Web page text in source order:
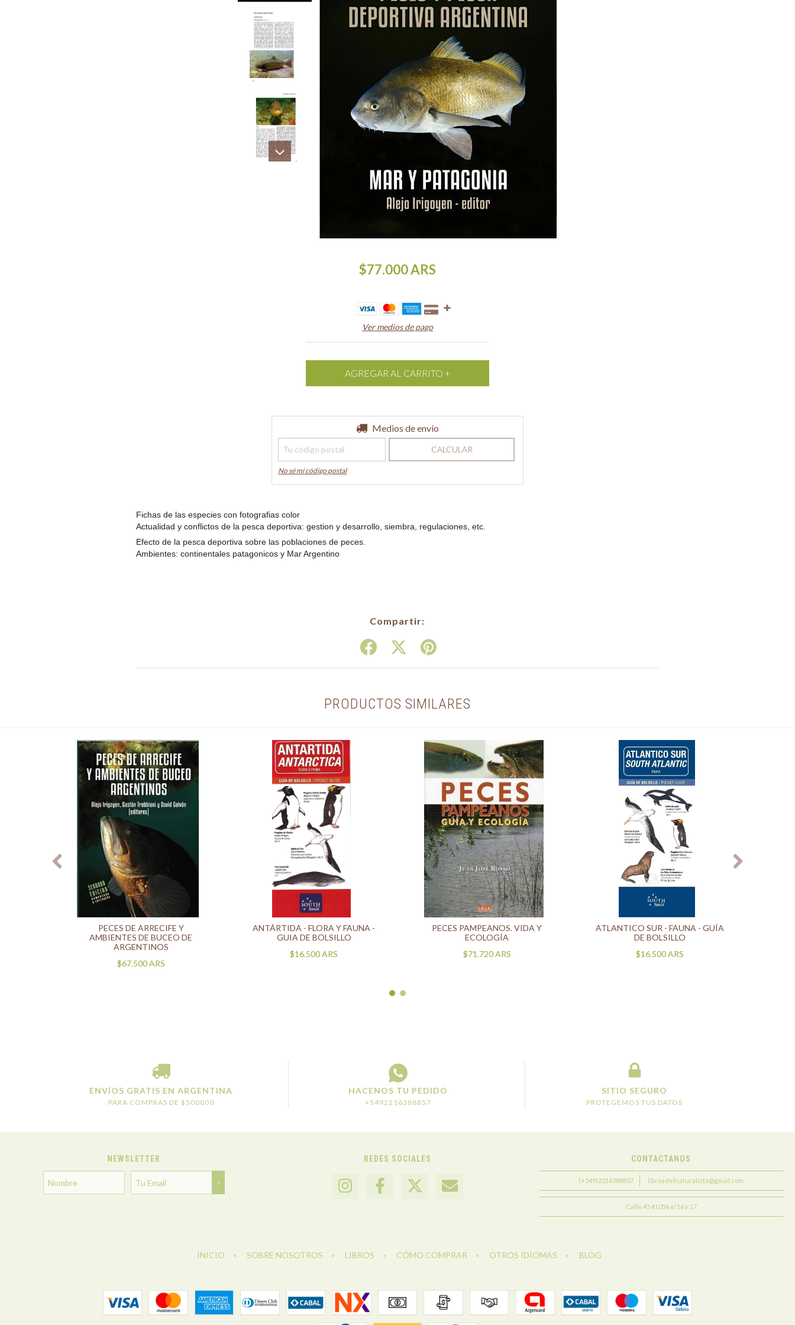
$77.000ARS
Ver medios de pago
Medios de envío
CALCULAR
No sé mi código postal
Fichas de las especies con fotografias color
Actualidad y conflictos de la pesca deportiva: gestion y desarrollo, siembra, regulaciones, etc.
Efecto de la pesca deportiva sobre las poblaciones de peces.
Ambientes: continentales patagonicos y Mar Argentino
Compartir:
PRODUCTOS SIMILARES
PECES DE ARRECIFE Y
AMBIENTES DE BUCEO DE
ARGENTINOS
$67.500ARS
ANTÁRTIDA - FLORA Y FAUNA -
GUIA DE BOLSILLO
$16.500ARS
PECES PAMPEANOS. VIDA Y
ECOLOGÍA
$71.720ARS
ATLANTICO SUR - FAUNA - GUÍA
DE BOLSILLO
$16.500ARS
ENVÍOS GRATIS EN ARGENTINA
PARA COMPRAS DE $500000
HACENOS TU PEDIDO
+5492216388857
SITIO SEGURO
PROTEGEMOS TUS DATOS
NEWSLETTER REDES SOCIALES CONTACTANOS
(+549)2216388857 librosdelnaturalista@gmail.com
Calle 45 #1056 e/16 y 17
INICIO SOBRE NOSOTROS LIBROS CÓMO COMPRAR OTROS IDIOMAS BLOG